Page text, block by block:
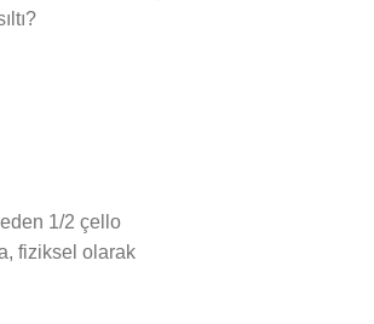
1/2 çello
fiziksel olarak